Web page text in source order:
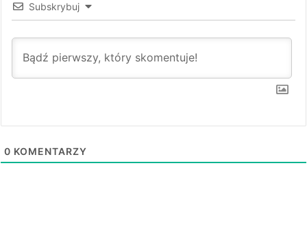
Subskrybuj
0 KOMENTARZY